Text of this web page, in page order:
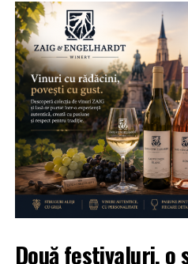
Două festivaluri, o